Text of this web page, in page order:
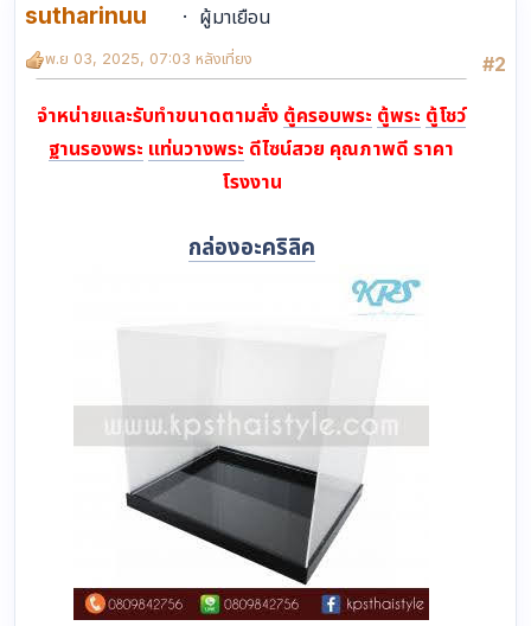
sutharinuu
ผู้มาเยือน
#2
พ.ย 03, 2025, 07:03 หลังเที่ยง
จำหน่ายและรับทำขนาดตามสั่ง ตู้ครอบพระ ตู้พระ ตู้โชว์
ฐานรองพระ แท่นวางพระ ดีไซน์สวย คุณภาพดี ราคา
โรงงาน
กล่องอะคริลิค